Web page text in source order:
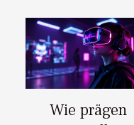
Wie prägen